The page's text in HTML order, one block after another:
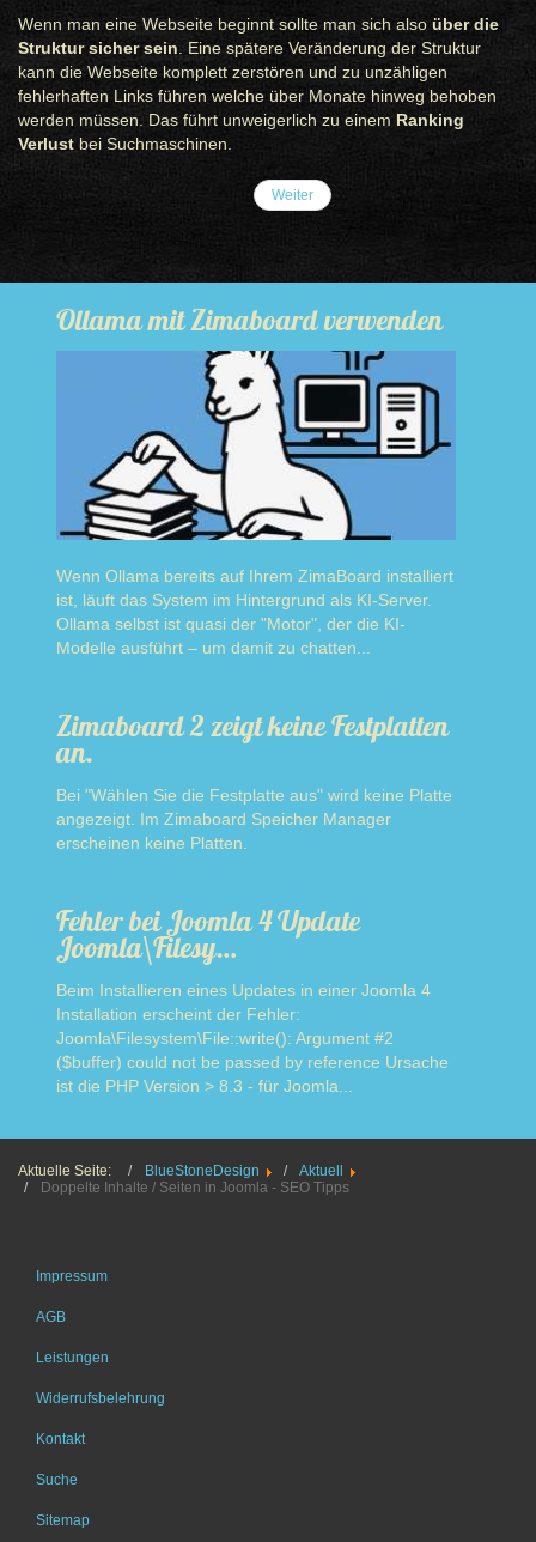
Wenn man eine Webseite beginnt sollte man sich also über die
Struktur sicher sein. Eine spätere Veränderung der Struktur
kann die Webseite komplett zerstören und zu unzähligen
fehlerhaften Links führen welche über Monate hinweg behoben
werden müssen. Das führt unweigerlich zu einem Ranking
Verlust bei Suchmaschinen.
Weiter
Ollama mit Zimaboard verwenden
Wenn Ollama bereits auf Ihrem ZimaBoard installiert
ist, läuft das System im Hintergrund als KI-Server.
Ollama selbst ist quasi der "Motor", der die KI-
Modelle ausführt – um damit zu chatten...
Zimaboard 2 zeigt keine Festplatten
an.
Bei "Wählen Sie die Festplatte aus" wird keine Platte
angezeigt. Im Zimaboard Speicher Manager
erscheinen keine Platten.
Fehler bei Joomla 4 Update
Joomla\Filesy…
Beim Installieren eines Updates in einer Joomla 4
Installation erscheint der Fehler:
Joomla\Filesystem\File::write(): Argument #2
($buffer) could not be passed by reference Ursache
ist die PHP Version > 8.3 - für Joomla...
Aktuelle Seite: BlueStoneDesign
Aktuell
Doppelte Inhalte / Seiten in Joomla - SEO Tipps
Impressum
AGB
Leistungen
Widerrufsbelehrung
Kontakt
Suche
Sitemap